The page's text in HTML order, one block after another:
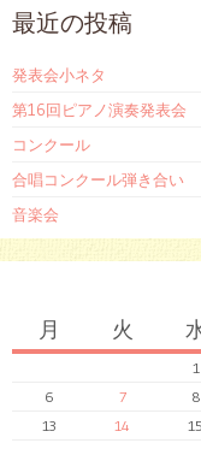
最近の投稿
発表会小ネタ
第16回ピアノ演奏発表会
コンクール
合唱コンクール弾き合い
音楽会
月 火
1
6
7 8
13
14 15